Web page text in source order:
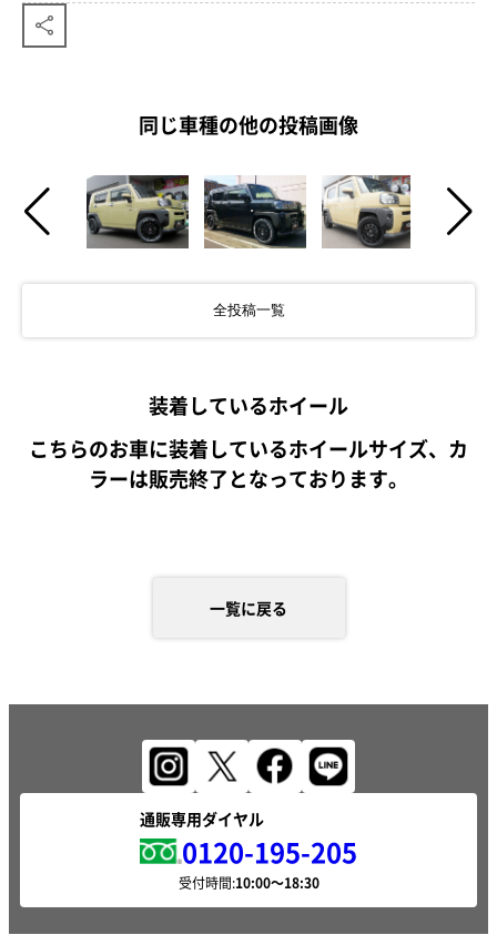
同じ車種の他の投稿画像
全投稿一覧
装着しているホイール
こちらのお車に装着しているホイールサイズ、カ
ラーは販売終了となっております。
一覧に戻る
通販専用ダイヤル
0120-195-205
受付時間: